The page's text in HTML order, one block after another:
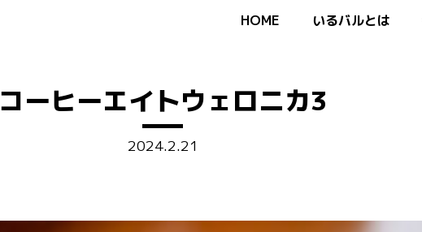
HOME いるバルとは
コーヒーエイトウェロニカ3
2024.2.21